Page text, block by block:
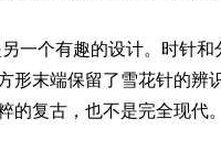
一个有趣的设计。时针和
末端保留了雪花针的辨
的复古，也不是完全现代。